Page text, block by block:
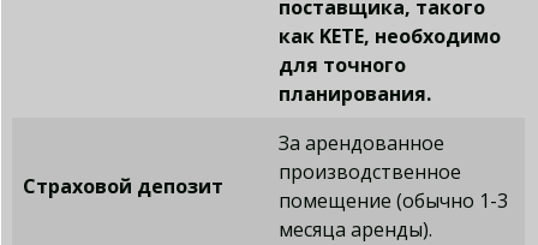
поставщика, такого
как KETE, необходимо
для точного
планирования.
Страховой депозит
За арендованное
производственное
помещение (обычно 1-3
месяца аренды).